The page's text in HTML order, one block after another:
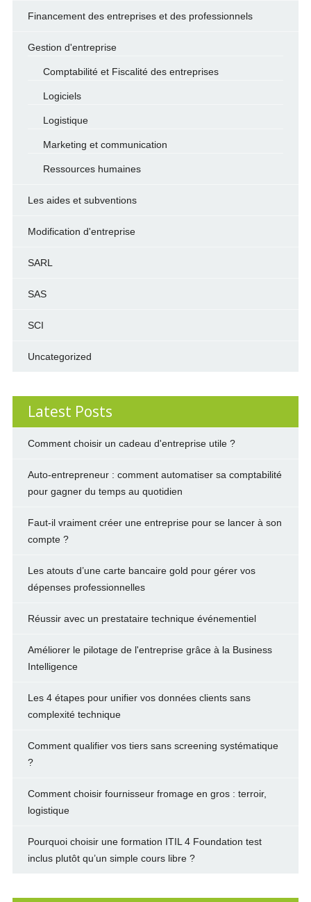
Financement des entreprises et des professionnels
Gestion d'entreprise
Comptabilité et Fiscalité des entreprises
Logiciels
Logistique
Marketing et communication
Ressources humaines
Les aides et subventions
Modification d'entreprise
SARL
SAS
SCI
Uncategorized
Latest Posts
Comment choisir un cadeau d'entreprise utile ?
Auto-entrepreneur : comment automatiser sa comptabilité
pour gagner du temps au quotidien
Faut-il vraiment créer une entreprise pour se lancer à son
compte ?
Les atouts d’une carte bancaire gold pour gérer vos
dépenses professionnelles
Réussir avec un prestataire technique événementiel
Améliorer le pilotage de l'entreprise grâce à la Business
Intelligence
Les 4 étapes pour unifier vos données clients sans
complexité technique
Comment qualifier vos tiers sans screening systématique
?
Comment choisir fournisseur fromage en gros : terroir,
logistique
Pourquoi choisir une formation ITIL 4 Foundation test
inclus plutôt qu’un simple cours libre ?